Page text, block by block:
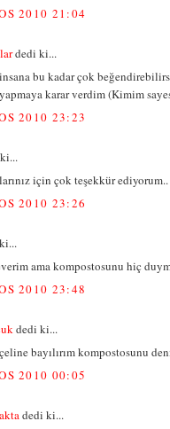
2010 21:04
dedi ki...
bu kadar çok
karar verdim (Kimim
2010 23:23
için çok teşekkür ediyorum..
2010 23:26
ama kompostosunu hiç
2010 23:48
dedi ki...
bayılırım kompostosunu
2010 00:05
dedi ki...